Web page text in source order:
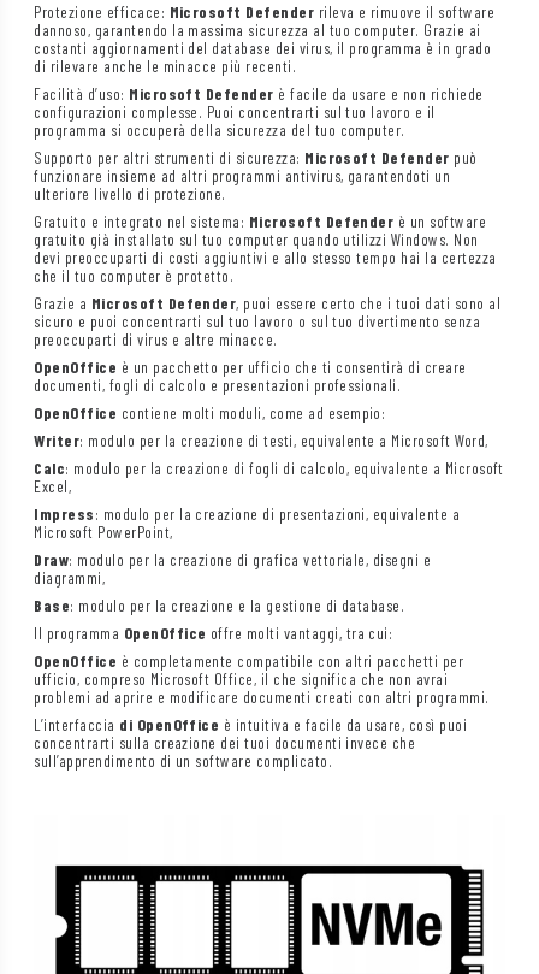
Protezione efficace: Microsoft Defender rileva e rimuove il software
dannoso, garantendo la massima sicurezza al tuo computer. Grazie ai
costanti aggiornamenti del database dei virus, il programma è in grado
di rilevare anche le minacce più recenti.
Facilità d’uso: Microsoft Defender è facile da usare e non richiede
configurazioni complesse. Puoi concentrarti sul tuo lavoro e il
programma si occuperà della sicurezza del tuo computer.
Supporto per altri strumenti di sicurezza: Microsoft Defender può
funzionare insieme ad altri programmi antivirus, garantendoti un
ulteriore livello di protezione.
Gratuito e integrato nel sistema: Microsoft Defender è un software
gratuito già installato sul tuo computer quando utilizzi Windows. Non
devi preoccuparti di costi aggiuntivi e allo stesso tempo hai la certezza
che il tuo computer è protetto.
Grazie a Microsoft Defender, puoi essere certo che i tuoi dati sono al
sicuro e puoi concentrarti sul tuo lavoro o sul tuo divertimento senza
preoccuparti di virus e altre minacce.
OpenOffice è un pacchetto per ufficio che ti consentirà di creare
documenti, fogli di calcolo e presentazioni professionali.
OpenOffice contiene molti moduli, come ad esempio:
Writer: modulo per la creazione di testi, equivalente a Microsoft Word,
Calc: modulo per la creazione di fogli di calcolo, equivalente a Microsoft
Excel,
Impress: modulo per la creazione di presentazioni, equivalente a
Microsoft PowerPoint,
Draw: modulo per la creazione di grafica vettoriale, disegni e
diagrammi,
Base: modulo per la creazione e la gestione di database.
Il programma OpenOffice offre molti vantaggi, tra cui:
OpenOffice è completamente compatibile con altri pacchetti per
ufficio, compreso Microsoft Office, il che significa che non avrai
problemi ad aprire e modificare documenti creati con altri programmi.
L’interfaccia di OpenOffice è intuitiva e facile da usare, così puoi
concentrarti sulla creazione dei tuoi documenti invece che
sull’apprendimento di un software complicato.